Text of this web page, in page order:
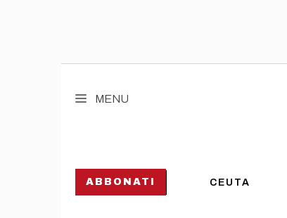
MENU
ABBONATI CEUTA